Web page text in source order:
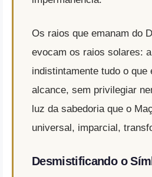
Os raios que emanam do
evocam os raios solares:
indistintamente tudo o que
alcance, sem privilegiar
luz da sabedoria que o
universal, imparcial,
Desmistificando o